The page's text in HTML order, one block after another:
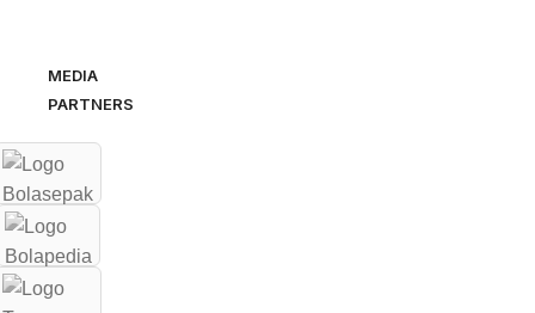
MEDIA
PARTNERS